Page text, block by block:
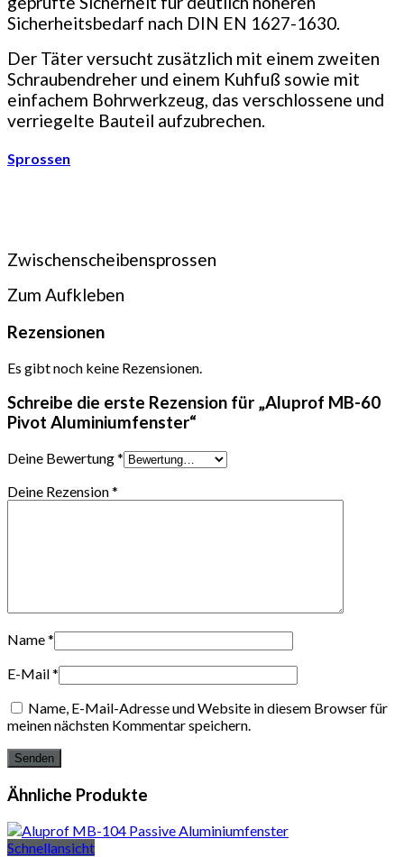
Sicherheitsbedarf nach DIN EN 1627-1630.
Der Täter versucht zusätzlich mit einem zweiten
Schrauben­dreher und einem Kuhfuß sowie mit
einfachem Bohrwerkzeug, das verschlossene und
verriegelte Bauteil aufzubrechen.
Sprossen
Zwischenscheibensprossen
Zum Aufkleben
Rezensionen
Es gibt noch keine Rezensionen.
Schreibe die erste Rezension für „Aluprof MB-60
Pivot Aluminiumfenster“
Deine Bewertung*
Deine Rezension*
Name*
E-Mail*
Name, E-Mail-Adresse und Website in diesem Browser für
meinen nächsten Kommentar speichern.
Ähnliche Produkte
Schnellansicht